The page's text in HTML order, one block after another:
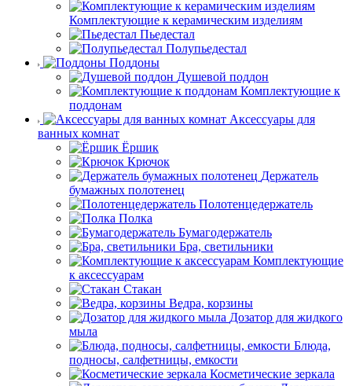
Комплектующие к керамическим изделиям
Пьедестал
Полупьедестал
Поддоны
Душевой поддон
Комплектующие к
поддонам
Аксессуары для
ванных комнат
Ёршик
Крючок
Держатель
бумажных полотенец
Полотенцедержатель
Полка
Бумагодержатель
Бра, светильники
Комплектующие
к аксессуарам
Стакан
Ведра, корзины
Дозатор для жидкого
мыла
Блюда,
подносы, салфетницы, емкости
Косметические зеркала